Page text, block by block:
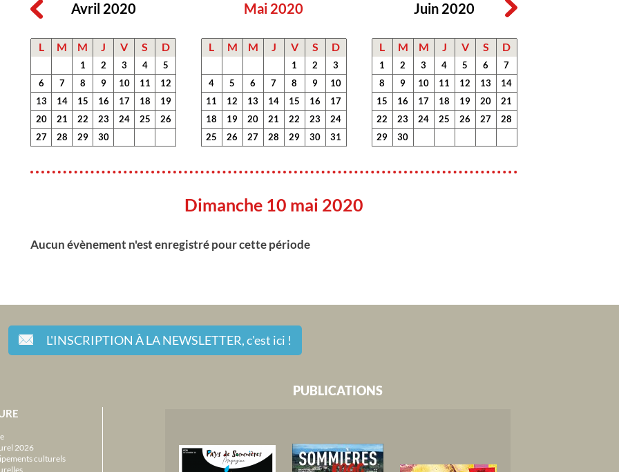
Avril 2020
L M M J V S D
1 2 3 4
5
6
7 8 9 10 11
12
13
14 15 16 17 18
19
20
21 22 23 24 25
26
27
28 29 30
Mai 2020
L M M J V S D
1 2
3
4
5 6 7 8 9
10
11
12 13 14 15 16
17
18
19 20 21 22 23
24
25
26 27 28 29 30 31
Juin 2020
L M M J V S D
1 2 3 4 5 6
7
8
9 10 11 12 13
14
15
16 17 18 19 20
21
22
23 24 25 26 27
28
29
30
Dimanche 10 mai 2020
Aucun évènement n'est enregistré pour cette période
L'INSCRIPTION À LA NEWSLETTER,c'est ici !
2026
culturels
PUBLICATIONS